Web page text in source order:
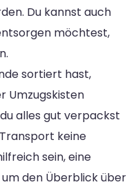
Du kannst auch
möchtest,
sortiert hast,
Umzugskisten
alles gut verpackst
keine
sein, eine
den Überblick über